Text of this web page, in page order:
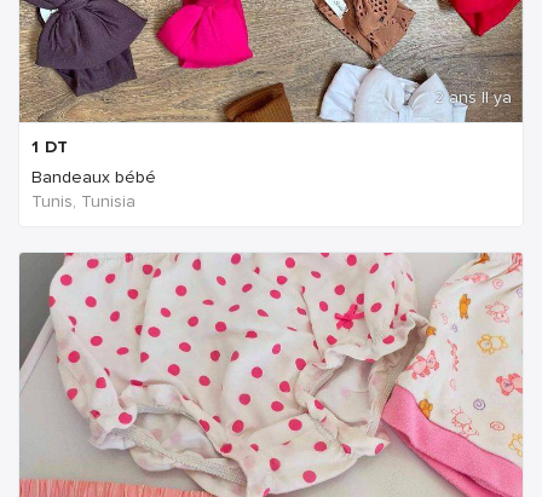
2 ans Il ya
1 DT
Bandeaux bébé
Tunis, Tunisia